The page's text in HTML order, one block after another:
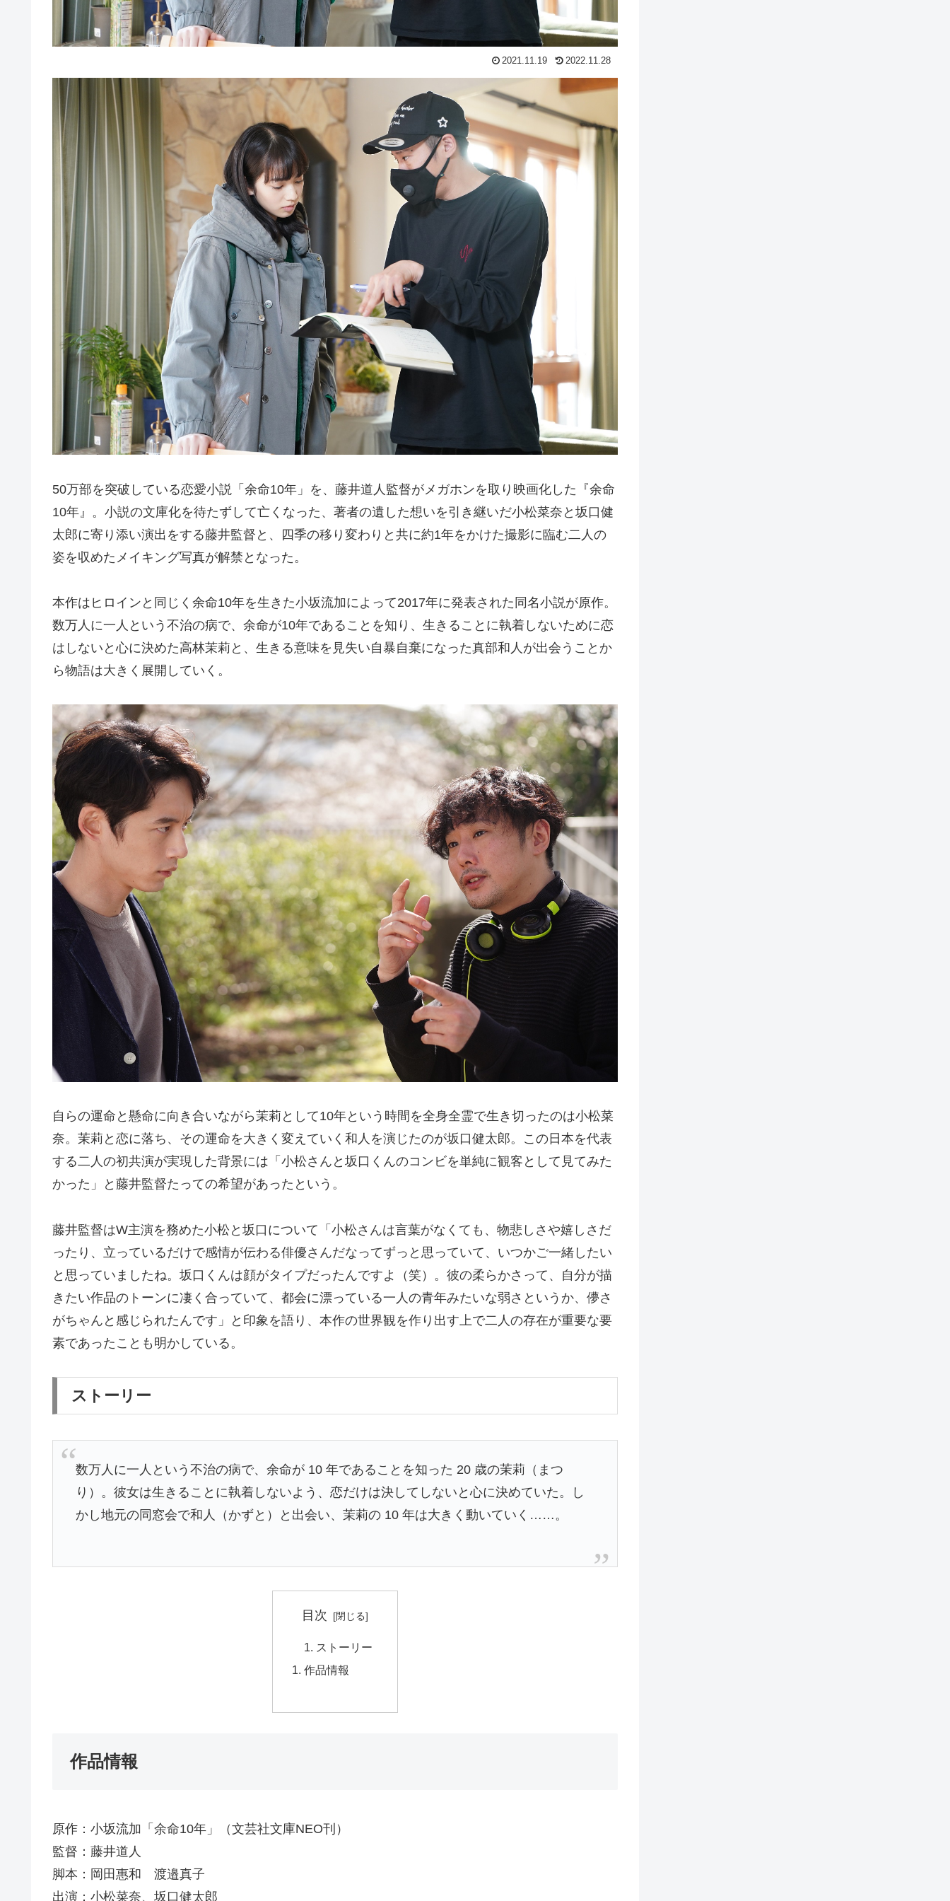
2021.11.19 2022.11.28
50万部を突破している恋愛小説「余命10年」を、藤井道人監督がメガホンを取り映画化した『余命
10年』。小説の文庫化を待たずして亡くなった、著者の遺した想いを引き継いだ小松菜奈と坂口健
太郎に寄り添い演出をする藤井監督と、四季の移り変わりと共に約1年をかけた撮影に臨む二人の
姿を収めたメイキング写真が解禁となった。
本作はヒロインと同じく余命10年を生きた小坂流加によって2017年に発表された同名小説が原作。
数万人に一人という不治の病で、余命が10年であることを知り、生きることに執着しないために恋
はしないと心に決めた高林茉莉と、生きる意味を見失い自暴自棄になった真部和人が出会うことか
ら物語は大きく展開していく。
自らの運命と懸命に向き合いながら茉莉として10年という時間を全身全霊で生き切ったのは小松菜
奈。茉莉と恋に落ち、その運命を大きく変えていく和人を演じたのが坂口健太郎。この日本を代表
する二人の初共演が実現した背景には「小松さんと坂口くんのコンビを単純に観客として見てみた
かった」と藤井監督たっての希望があったという。
藤井監督はW主演を務めた小松と坂口について「小松さんは言葉がなくても、物悲しさや嬉しさだ
ったり、立っているだけで感情が伝わる俳優さんだなってずっと思っていて、いつかご一緒したい
と思っていましたね。坂口くんは顔がタイプだったんですよ（笑）。彼の柔らかさって、自分が描
きたい作品のトーンに凄く合っていて、都会に漂っている一人の青年みたいな弱さというか、儚さ
がちゃんと感じられたんです」と印象を語り、本作の世界観を作り出す上で二人の存在が重要な要
素であったことも明かしている。
ストーリー
数万人に一人という不治の病で、余命が 10 年であることを知った 20 歳の茉莉（まつ
り）。彼女は生きることに執着しないよう、恋だけは決してしないと心に決めていた。し
かし地元の同窓会で和人（かずと）と出会い、茉莉の 10 年は大きく動いていく……。
目次
ストーリー
作品情報
作品情報
原作：小坂流加「余命10年」（文芸社文庫NEO刊）
監督：藤井道人
脚本：岡田惠和 渡邉真子
出演：小松菜奈、坂口健太郎